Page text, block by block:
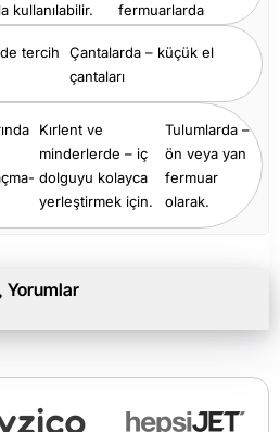
kullanılabilir.
fermuarlarda
tercih
Çantalarda – küçük el
çantaları
Kırlent ve
minderlerde – iç
dolguyu kolayca
yerleştirmek için.
Tulumlarda –
ön veya yan
fermuar
olarak.
Yorumlar